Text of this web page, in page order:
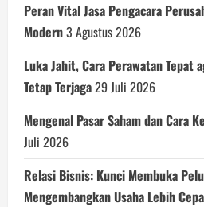
Peran Vital Jasa Pengacara
Modern3 Agustus 2026
Luka Jahit, Cara Perawatan Tepat
Tetap Terjaga29 Juli 2026
Mengenal Pasar Saham dan Cara
Juli 2026
Relasi Bisnis: Kunci Membuka
Mengembangkan Usaha Lebih